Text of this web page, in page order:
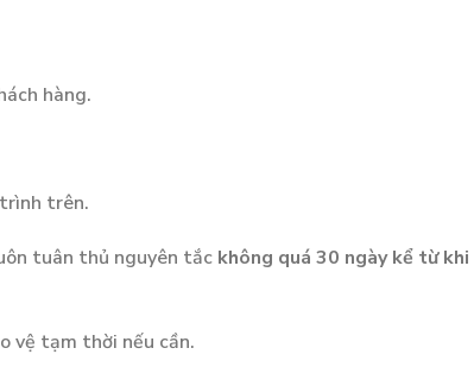
hàng.
trên.
tuân thủ nguyên tắc không quá 30 ngày kể từ khi
vệ tạm thời nếu cần.